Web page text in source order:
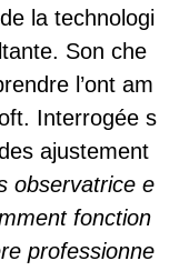
la technologi
Son che
l’ont am
Interrogée s
ajustement
observatrice e
fonction
professionne